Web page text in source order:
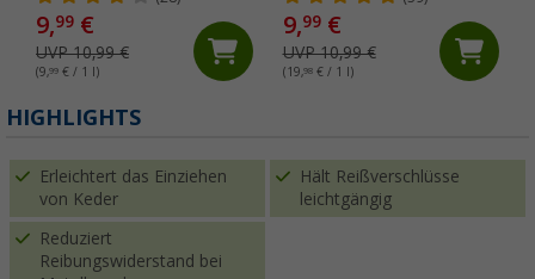
9,99 €
UVP 10,99 €
(9,99 € / 1 l)
9,99€
UVP 10,99 €
(19,98€ / 1 l)
HIGHLIGHTS
Erleichtert das Einziehen
von Keder
Hält Reißverschlüsse
leichtgängig
Reduziert
Reibungswiderstand bei